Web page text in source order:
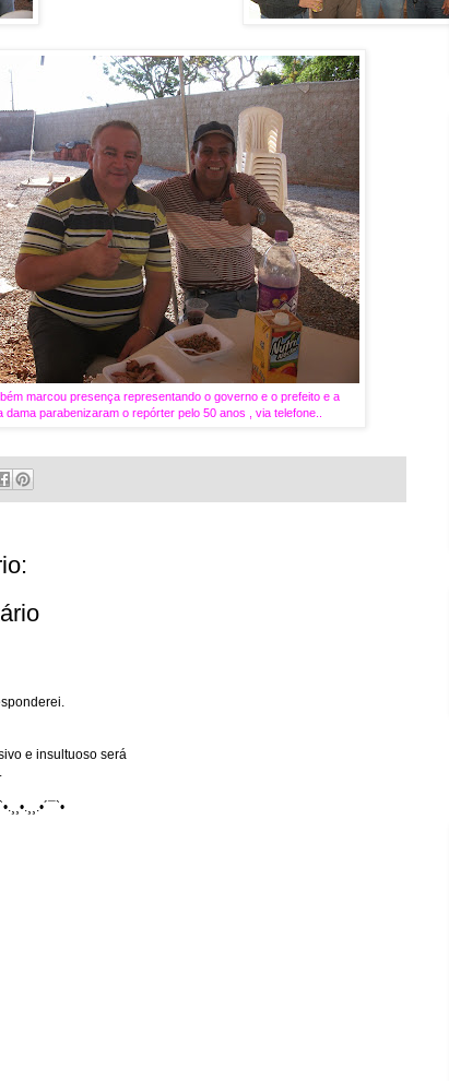
marcou presença representando o governo e o prefeito e a
dama parabenizaram o repórter pelo 50 anos , via telefone..
e insultuoso será